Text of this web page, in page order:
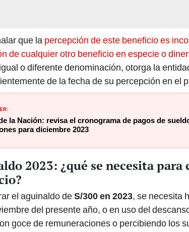
que la percepción de este beneficio es
de cualquier otro beneficio en especie o
o diferente denominación, otorga la
de la fecha de su percepción en el
la Nación: revisa el cronograma de pagos de
para diciembre 2023
2023: ¿qué se necesita para
el aguinaldo deS/300 en 2023, se necesita
del presente año, o en uso del
goce de remuneraciones o percibiendo los